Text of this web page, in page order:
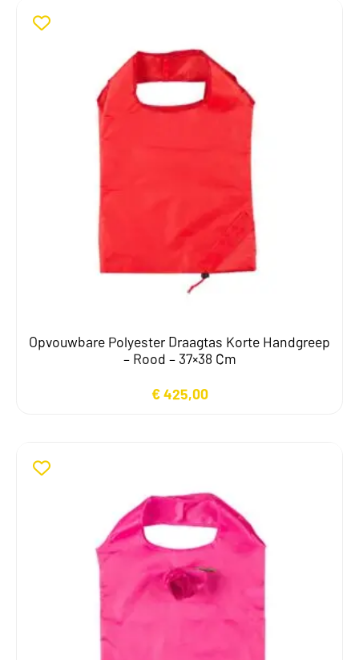
Opvouwbare Polyester Draagtas Korte Handgreep
– Rood – 37×38 Cm
€425,00